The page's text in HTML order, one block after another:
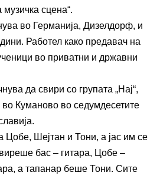
музичка сцена“.
во Германија, Дизелдорф, и
Работел како предавач на
во приватни и државни
да свири со групата „Нај“,
во Куманово во седумдесетите
Цобе, Шејтан и Тони, а јас им се
бас – гитара, Цобе –
а тапанар беше Тони. Сите